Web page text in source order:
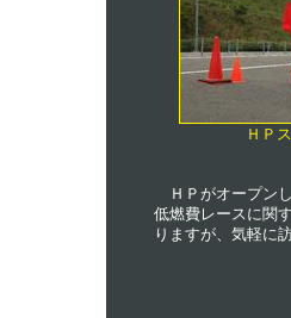
ＨＰ
ＨＰがオープン
低燃費レースに関
りますが、気軽に